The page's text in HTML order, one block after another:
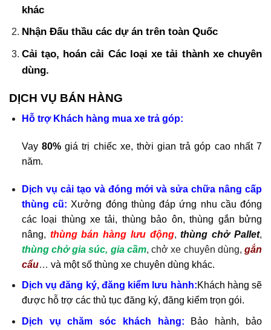
khác
Nhận Đấu thầu các dự án trên toàn Quốc
Cải tạo, hoán cải Các loại xe tải thành xe chuyên
dùng.
DỊCH VỤ BÁN HÀNG
Hỗ trợ Khách hàng mua xe trả góp:
Vay 80%giá trị chiếc xe, thời gian trả góp cao nhất 7
năm.
Dịch vụ cải tạo và đóng mới và sửa chữa nâng cấp
thùng cũ: Xưởng đóng thùng đáp ứng nhu cầu đóng
các loại thùng xe tải, thùng bảo ôn, thùng gắn bửng
nâng, thùng bán hàng lưu động,thùng chở Pallet,
thùng chở gia súc, gia cầm, chở xe chuyên dùng,gắn
cẩu… và một số thùng xe chuyên dùng khác.
Dịch vụ đăng ký, đăng kiểm lưu hành:Khách hàng sẽ
được hỗ trợ các thủ tục đăng ký, đăng kiểm trọn gói.
Dịch vụ chăm sóc khách hàng: Bảo hành, bảo